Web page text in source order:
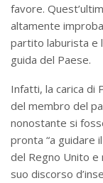
favore.
altamente
partito laburista e
guida del Paese.
Infatti, la carica di
del membro del
nonostante si
pronta “a guidare
del Regno Unito e
suo discorso